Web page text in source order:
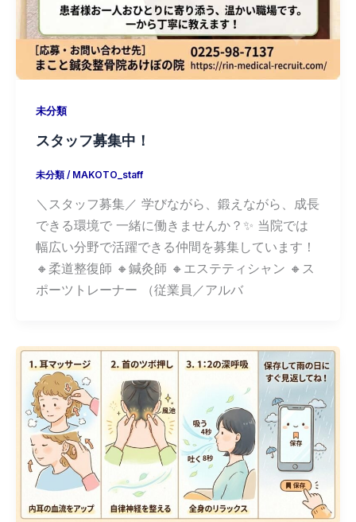
未分類
スタッフ募集中！
未分類/ MAKOTO_staff
＼スタッフ募集／ 学びながら、鍛えながら、成長
できる環境で 一緒に働きませんか？✨ 当院では
幅広い分野で活躍できる仲間を募集しています！
🔸柔道整復師 🔸鍼灸師 🔸エステティシャン 🔸ス
ポーツトレーナー （従業員／アルバ